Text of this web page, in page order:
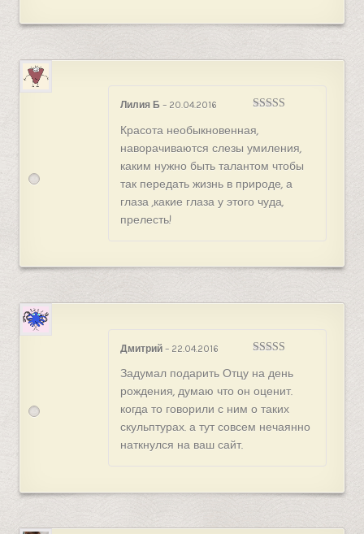
5
Лилия Б – 20.04.2016
Красота необыкновенная,
наворачиваются слезы умиления,
каким нужно быть талантом чтобы
так передать жизнь в природе, а
глаза ,какие глаза у этого чуда,
прелесть!
5
Дмитрий – 22.04.2016
Задумал подарить Отцу на день
рождения, думаю что он оценит.
когда то говорили с ним о таких
скульптурах. а тут совсем нечаянно
наткнулся на ваш сайт.